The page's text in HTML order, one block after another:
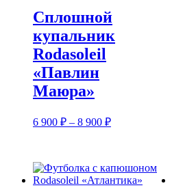
Сплошной
купальник
Rodasoleil
«Павлин
Маюра»
6 900 ₽ – 8 900 ₽Диапазон
–
8